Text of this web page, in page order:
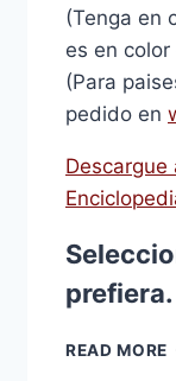
(Tenga en
es en
(Para
pedido en
prefiera.
READ MORE